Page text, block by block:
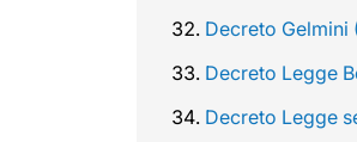
Decreto Gelmini
Decreto Legge
Decreto Legge